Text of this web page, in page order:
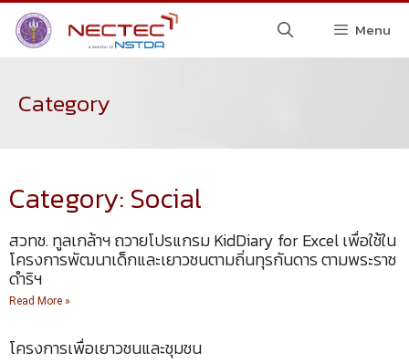
Menu
Category
Category: Social
สวทช. ทูลเกล้าฯ ถวายโปรแกรม KidDiary for Excel เพื่อใช้ใน
โครงการพัฒนาเด็กและเยาวชนตามถิ่นทุรกันดาร ตามพระราช
ดำริฯ
Read More »
โครงการเพื่อเยาวชนและชุมชน